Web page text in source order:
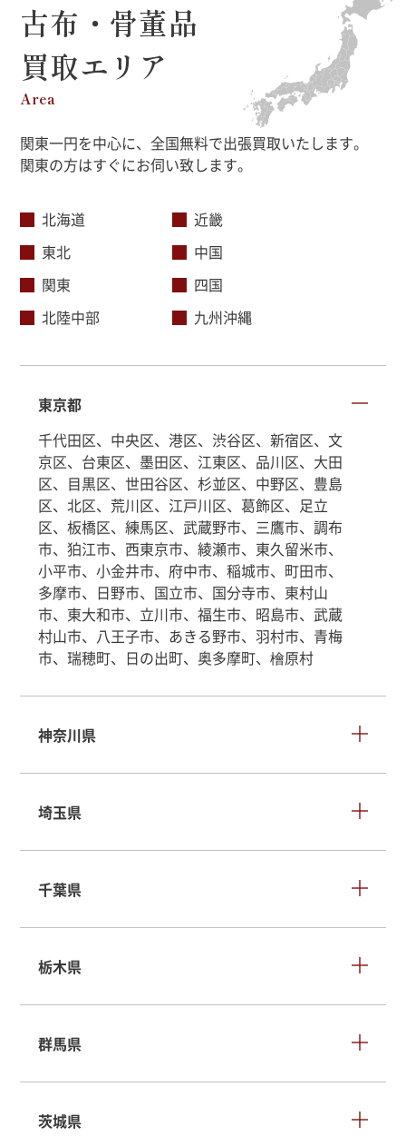
古布・骨董品
買取エリア
Area
関東一円を中心に、全国無料で出張買取いたします。
関東の方はすぐにお伺い致します。
北海道
東北
関東
北陸中部
近畿
中国
四国
九州沖縄
東京都
千代田区、中央区、港区、渋谷区、新宿区、文
京区、台東区、墨田区、江東区、品川区、大田
区、目黒区、世田谷区、杉並区、中野区、豊島
区、北区、荒川区、江戸川区、葛飾区、足立
区、板橋区、練馬区、武蔵野市、三鷹市、調布
市、狛江市、西東京市、綾瀬市、東久留米市、
小平市、小金井市、府中市、稲城市、町田市、
多摩市、日野市、国立市、国分寺市、東村山
市、東大和市、立川市、福生市、昭島市、武蔵
村山市、八王子市、あきる野市、羽村市、青梅
市、瑞穂町、日の出町、奥多摩町、檜原村
神奈川県
埼玉県
千葉県
栃木県
群馬県
茨城県